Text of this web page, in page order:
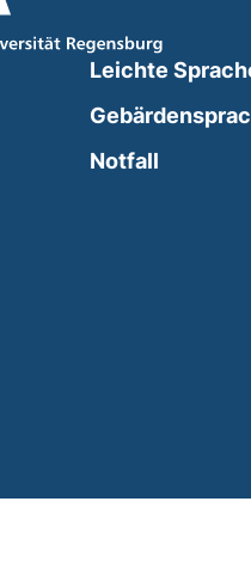
in a new window)
Leichte
Notfall